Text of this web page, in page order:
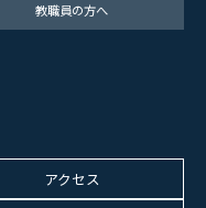
教職員の方へ
アクセス